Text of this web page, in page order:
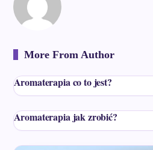
More From Author
Aromaterapia co to jest?
Aromaterapia jak zrobić?